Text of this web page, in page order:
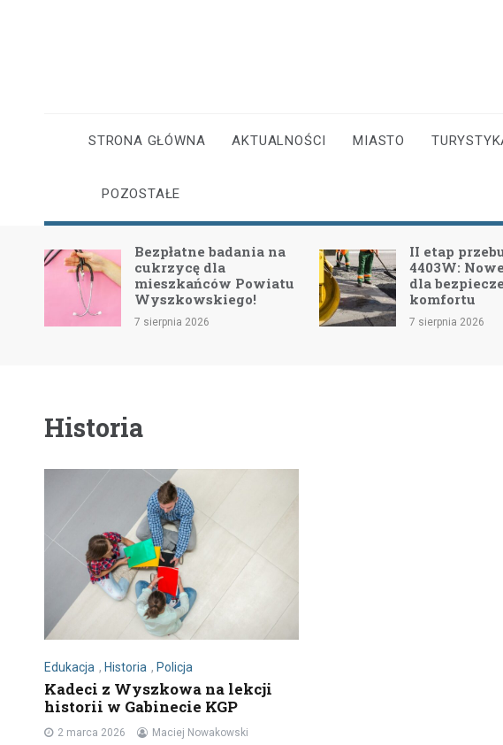
STRONA GŁÓWNA AKTUALNOŚCI MIASTO
POZOSTAŁE
Bezpłatne badania na
cukrzycę dla
mieszkańców Powiatu
Wyszkowskiego!
7 sierpnia 2026
II etap
4403W:
dla
komfortu
7 sierpnia 2026
Historia
Edukacja , Historia , Policja
Kadeci z Wyszkowa na lekcji
historii w Gabinecie KGP
2 marca 2026 Maciej Nowakowski